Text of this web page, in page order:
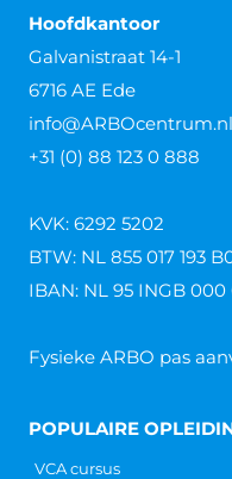
Hoofdkantoor
Galvanistraat 14-1
6716 AE Ede
info@ARBOcentrum.nl
+31 (0) 88 123 0 888
KVK: 6292 5202
BTW: NL 855 017 193
IBAN: NL 95 INGB 000
Fysieke ARBO pas
POPULAIRE
VCA cursus